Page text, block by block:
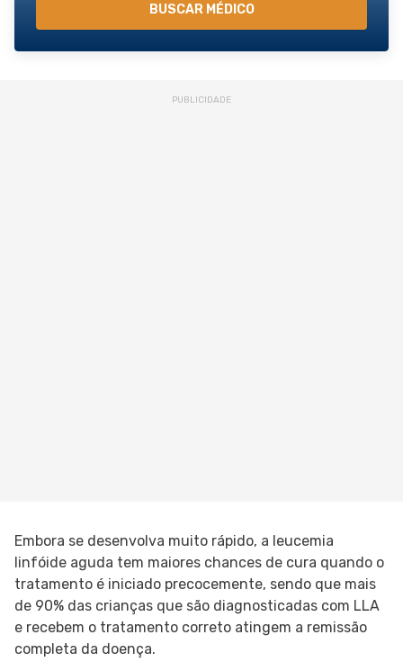
BUSCAR MÉDICO
Embora se desenvolva muito rápido, a leucemia
linfóide aguda tem maiores chances de cura quando o
tratamento é iniciado precocemente, sendo que mais
de 90% das crianças que são diagnosticadas com LLA
e recebem o tratamento correto atingem a remissão
completa da doença.